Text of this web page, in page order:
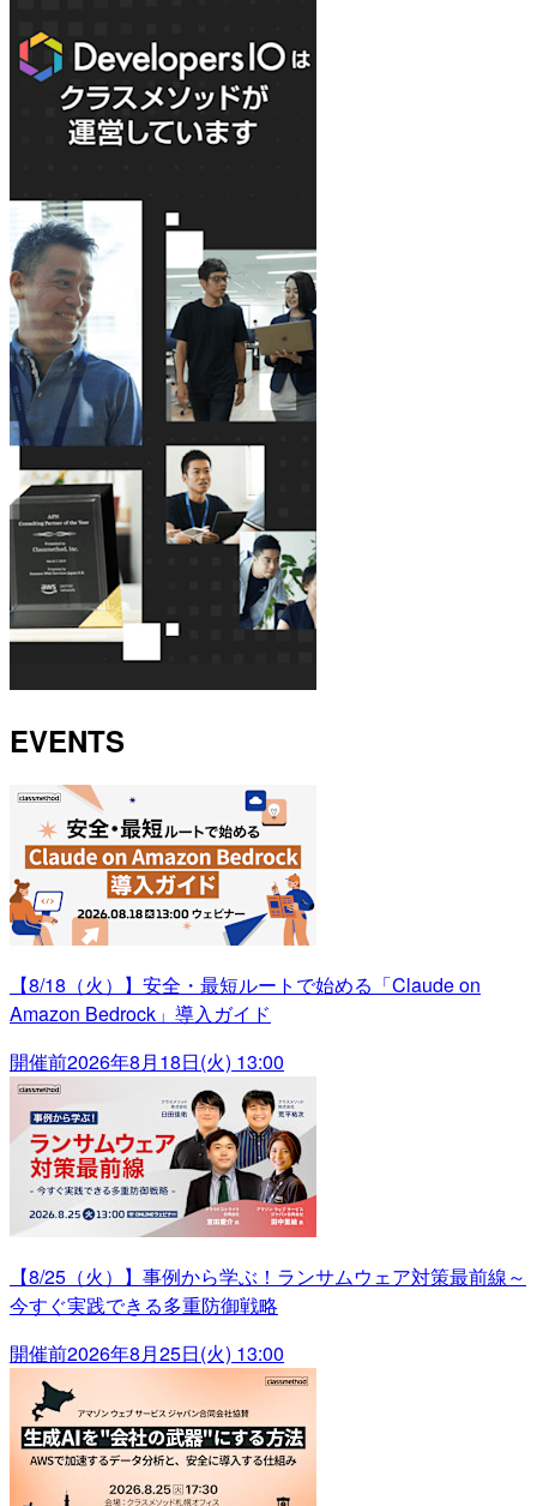
EVENTS
【8/18（火）】安全・最短ルートで始める「Claude on
Amazon Bedrock」導入ガイド
開催前2026年8月18日(火) 13:00
【8/25（火）】事例から学ぶ！ランサムウェア対策最前線～
今すぐ実践できる多重防御戦略
開催前2026年8月25日(火) 13:00